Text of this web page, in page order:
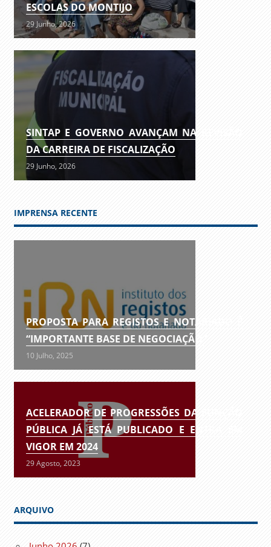
ESCOLAS DO MONTIJO
29 Junho, 2026
SINTAP E GOVERNO AVANÇAM NA REVISÃO
DA CARREIRA DE FISCALIZAÇÃO
29 Junho, 2026
IMPRENSA RECENTE
PROPOSTA PARA REGISTOS E NOTARIADO É
“IMPORTANTE BASE DE NEGOCIAÇÃO”
10 Julho, 2025
ACELERADOR DE PROGRESSÕES DA FUNÇÃO
PÚBLICA JÁ ESTÁ PUBLICADO E ENTRA EM
VIGOR EM 2024
29 Agosto, 2023
ARQUIVO